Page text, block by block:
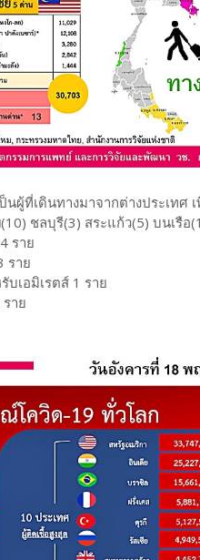
ผู้ที่เดินทางมาจากต่างประเทศ
ชลบุรี(3) สระแก้ว(5) บนเรื
ราย
ราย
เอมิเรตส์ 1 ราย
าย